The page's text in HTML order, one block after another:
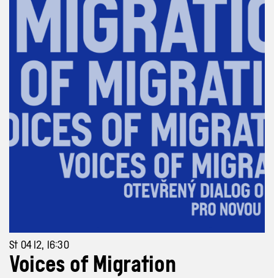
St 04 12, 16:30
Voices of Migration